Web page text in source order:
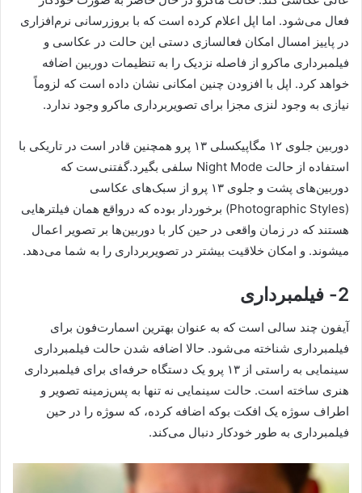
فعال می‌شود. اما اپل اعلام کرده است که با بروزرسانی نرم‌افزاری
در پاییز امسال امکان فعالسازی دستی این حالت در عکاسی و
فیلمبرداری ماکرو از فاصله نزدیک را به تنظیمات دوربین اضافه
خواهد کرد. اپل با افزودن چنین امکانی نشان داده است که لزوماً
نیازی به وجود لنزی مجزا برای تصویربرداری ماکرو وجود ندارد.
دوربین جلوی ۱۲ مگاپیکسلی ۱۳ پرو همچنین قادر است در تاریکی با
استفاده از حالت Night Mode سلفی بگیرد.گفتنی‌ست که
دوربین‌های پشت و جلوی ۱۳ پرو از سبک‌های عکاسی
(Photographic Styles) برخوردار بوده که درواقع همان فیلترهایی
هستند که در زمان واقعی در حین کار با دوربین‌ها بر تصویر اعمال
می‎شوند. و امکان خلاقیت بیشتر در تصویربرداری را به شما می‌دهد.
2- فیلمبرداری
آیفون چند سالی است که به عنوان بهترین اسمارت‌فون برای
فیلمبرداری شناخته می‌شود. حالا اضافه شدن حالت فیلمبرداری
سینمایی به راستی از ۱۳ پرو یک دستگاه حرفه‌ای برای فیلمبرداری
هنری ساخته است. حالت سینمایی نه تنها به پس‌زمینه تصویر و
اطراف سوژه یک افکت بوکه اضافه ‎کرده، که سوژه را در حین
فیلمبرداری به طور خودکار دنبال می‌کند.